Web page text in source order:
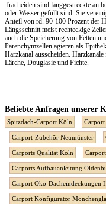
Tracheiden sind langgestreckte an
oder Wasser gefüllt sind. Sie
Anteil von rd. 90-100 Prozent der
Längsschnitt meist rechteckige
auch die Speicherung von Fetten
Parenchymzellen agieren als
Harzkanal ausscheiden.
Lärche, Douglasie und Fichte.
Beliebte Anfragen unserer
Spitzdach-Carport Köln
Carport-Zubehör Neumünster
Carports Qualität Köln
Carports Aufbauanleitung
Carport Öko-Dacheindeckungen
Carport Konfigurator